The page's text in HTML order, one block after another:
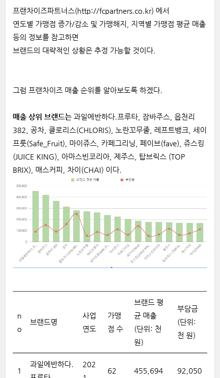
프랜차이즈파트너스(http://fcpartners.co.kr) 에서
연도별 가맹점 증가/감소 및 가맹해지, 지역별 가맹점 평균 매출
등의 정보를 참고하면
브랜드의 대략적인 상황은 추정 가능할 것이다
그럼 프랜차이즈 매출 순위를 알아보도록 하겠다.
매출 상위 브랜드는 과일에반하다.프루타, 잠바주스, 읍천리
382, 공차, 클로리스(CHLORIS), 노란꼬무줄, 레프트뱅크, 세이
프룻(Safe_Fruit), 마이쥬스, 카페그리닝, 페이브(fave), 쥬스킹
(JUICE KING), 아마스빈코리아, 제주스, 탑브릭스 (TOP
BRIX), 매스커피, 차이(CHAI) 이다.
n
o
브랜드명
사업
연도
가맹
점 수
브랜드 평
균 매출
(단위: 천
원)
부담금
(단위:
천 원)
1
과일에반하다.
202
62 455,694 92,050